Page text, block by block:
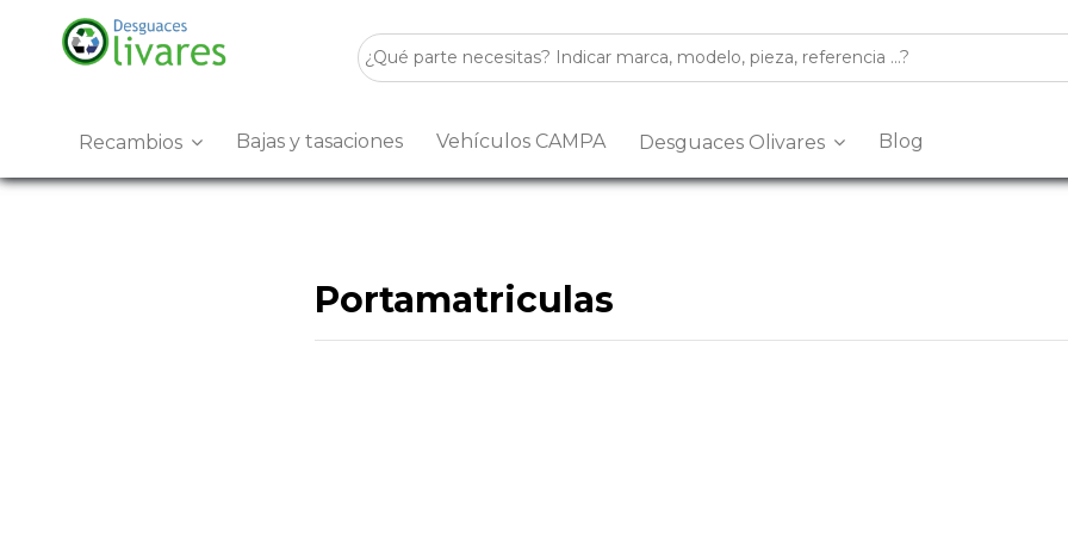
Recambios Bajas y tasaciones Vehículos CAMPA Desguaces Olivares Blog
Portamatriculas